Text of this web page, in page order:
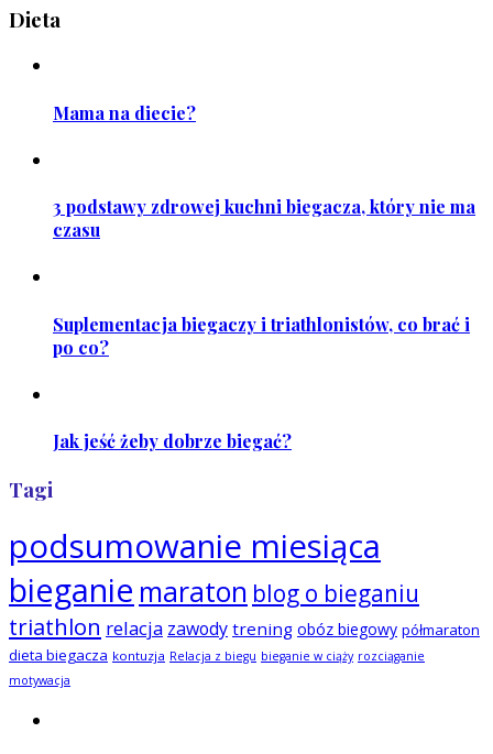
Dieta
Mama na diecie?
3 podstawy zdrowej kuchni biegacza, który nie ma
czasu
Suplementacja biegaczy i triathlonistów, co brać i
po co?
Jak jeść żeby dobrze biegać?
Tagi
podsumowanie miesiąca
bieganie maraton blog o bieganiu
triathlon relacja zawody trening obóz biegowy półmaraton
dieta biegacza kontuzja Relacja z biegu bieganie w ciąży rozciąganie
motywacja